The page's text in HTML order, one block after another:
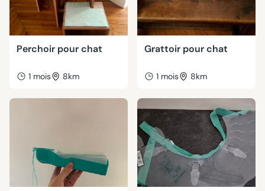
Perchoir pour chat
1 mois 8km
Grattoir pour chat
1 mois 8km